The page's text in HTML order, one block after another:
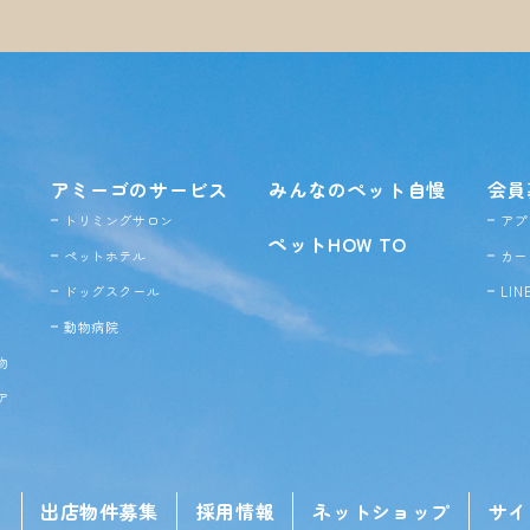
アミーゴのサービス
トリミングサロン
ペットホテル
ドッグスクール
動物病院
みんなのペット自慢
ペットHOW TO
会
ア
カ
出店物件募集 採用情報 ネットショップ サ